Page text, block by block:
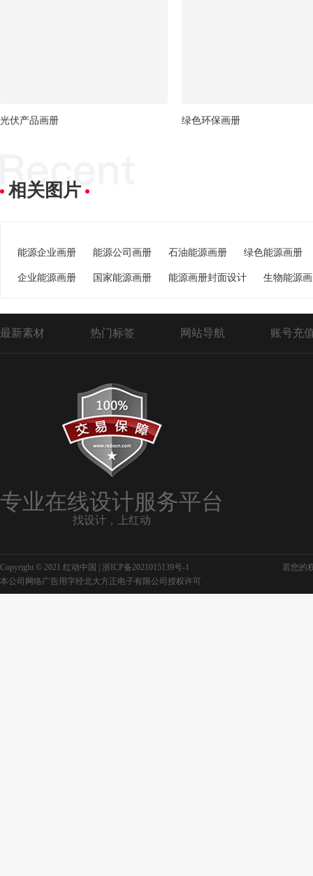
光伏产品画册 绿色环保画册
相关图片
能源企业画册 能源公司画册 石油能源画册 绿色能源画册
企业能源画册 国家能源画册 能源画册封面设计 生物能源
最新素材 热门标签 网站导航 账号充
专业在线设计服务平台
找设计，上红动
Copyright © 2021 红动中国 | 浙ICP备2021015139号-1
若您的
本公司网络广告用字经北大方正电子有限公司授权许可